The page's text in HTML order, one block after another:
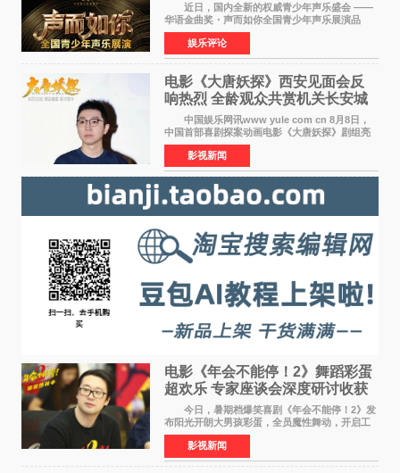
展演” 正式启幕，阿沁出任明星总
评审
近日，国内全新的权威青少年声乐盛会 ——
华语金曲奖・声而如你全国青少年声乐展演品
牌，在湖南长沙隆重举行官宣，国内又一高规格
青少年声乐赛事全面启航。 本赛事由寰宇声
扬联合华语金曲
娱乐评论
电影《大唐妖探》西安见面会反
响热烈 全龄观众共赏机关长安城
中国娱乐网讯www yule com cn 8月8日，
中国首部喜剧探案动画电影《大唐妖探》剧组亮
相西安，举办线下见面会活动。导演程腾、联合
导演黄珉、总制片人曹紫建、制片人李莹莹、领
衔声音出演雷淞然
影视新闻
电影《年会不能停！2》舞蹈彩蛋
超欢乐 专家座谈会深度研讨收获
满满
今日，暑期档爆笑喜剧《年会不能停！2》发
布阳光开朗大男孩彩蛋，全员魔性舞动，开启工
位狂欢模式。影片于昨日同步举办专家座谈会，
导演董润年、总制片人应萝佳出席现场，与一众
业内、学界专家
影视新闻